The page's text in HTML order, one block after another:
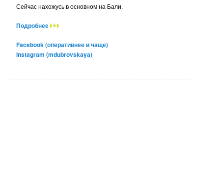
Сейчас нахожусь в основном на Бали.
Подробнее
Facebook (оперативнее и чаще)
Instagram (mdubrovskaya)